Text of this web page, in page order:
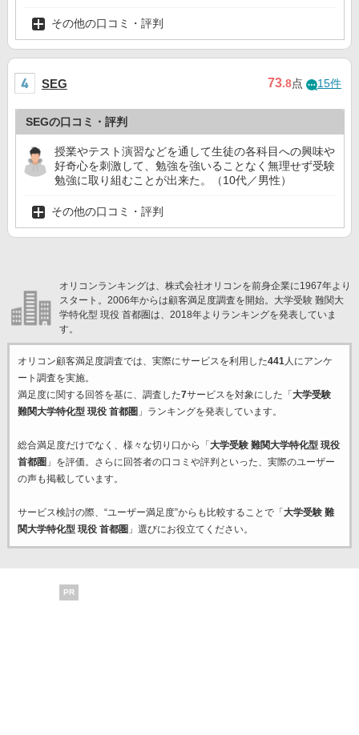
その他の口コミ・評判
SEG 73.8点 15件
SEGの口コミ・評判
授業やテスト演習などを通して生徒の各科目への興味や
好奇心を刺激して、勉強を強いることなく無理せず受験
勉強に取り組むことが出来た。（10代／男性）
その他の口コミ・評判
オリコンランキングは、株式会社オリコンを前身企業に1967年より
スタート。2006年からは顧客満足度調査を開始。大学受験 難関大
学特化型 現役 首都圏は、2018年よりランキングを発表していま
す。
オリコン顧客満足度調査では、実際にサービスを利用した441人にアンケ
ート調査を実施。
満足度に関する回答を基に、調査した7サービスを対象にした「 大学受験
難関大学特化型 現役 首都圏 」ランキングを発表しています。
総合満足度だけでなく、様々な切り口から「 大学受験 難関大学特化型 現役
首都圏 」を評価。さらに回答者の口コミや評判といった、実際のユーザー
の声も掲載しています。
サービス検討の際、“ユーザー満足度”からも比較することで「 大学受験 難
関大学特化型 現役 首都圏 」選びにお役立てください。
PR